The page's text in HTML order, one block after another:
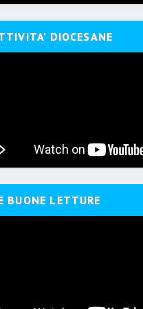
DIOCESANE
BUONE LETTURE